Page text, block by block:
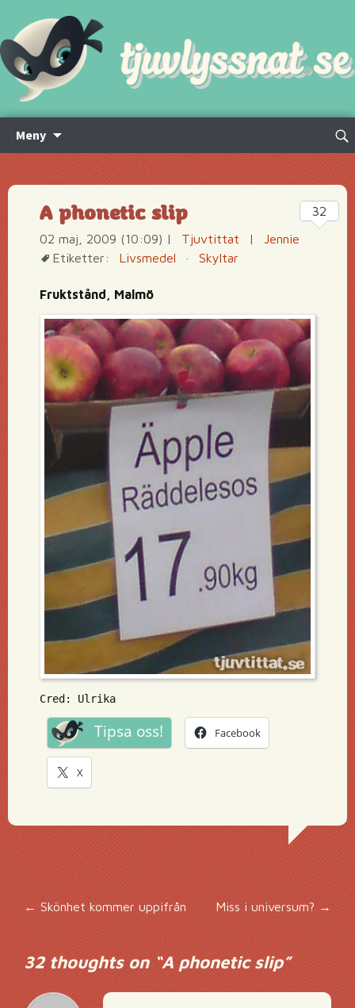
Meny
innehåll
Sök
A phonetic slip
02 maj, 2009 (10:09) | Tjuvtittat |
Jennie
Etiketter:
Livsmedel · Skyltar
Fruktstånd, Malmö
Cred: Ulrika
Tipsa oss! Facebook
X
32
Inläggsnavigering
← Skönhet kommer uppifrån Miss i universum? →
32 thoughts on “A phonetic slip”